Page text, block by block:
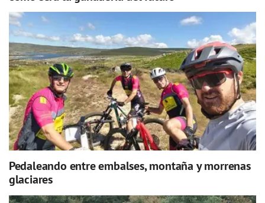
Pedaleando entre embalses, montaña y morrenas
glaciares